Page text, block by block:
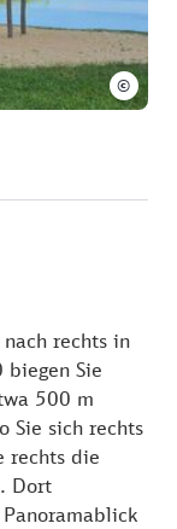
©
rechts in
Sie
500 m
Sie sich rechts
rechts die
Dort